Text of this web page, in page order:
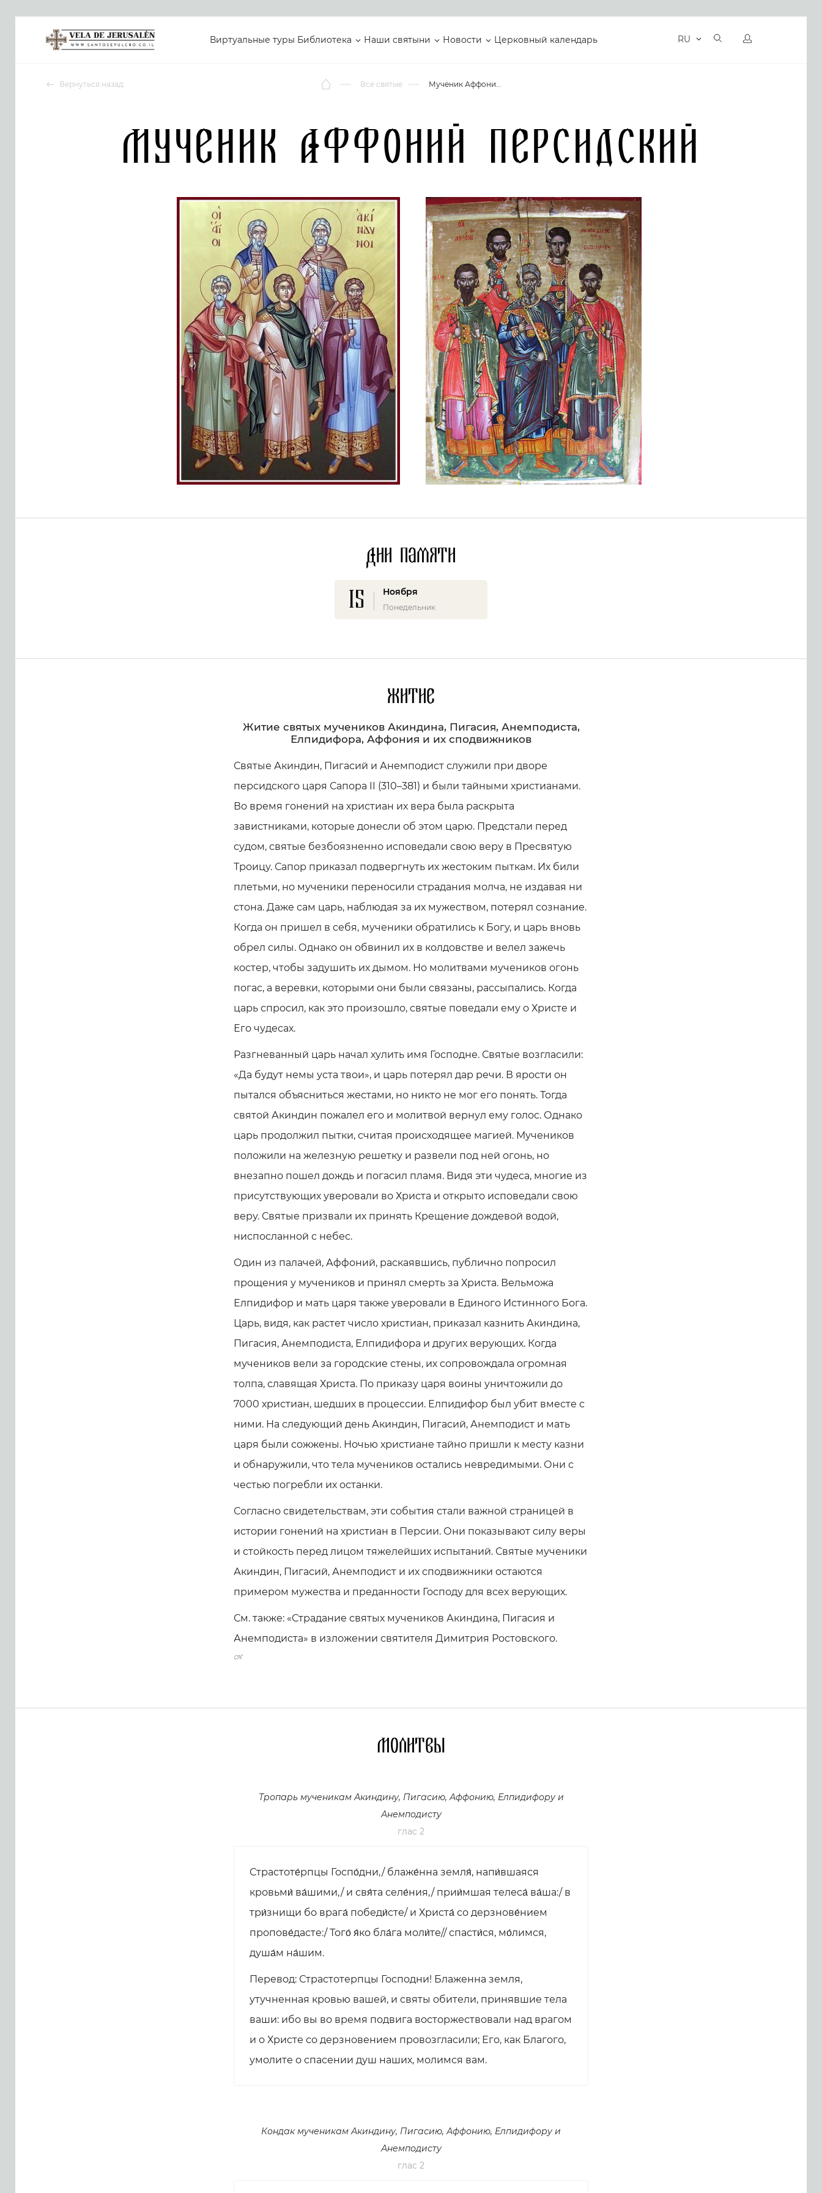
Виртуальные туры Библиотека Наши святыни Новости Церковный календарь RU
Вернуться назад Все святые Мученик Аффоний Персидский
Мученик Аффоний Персидский
Дни памяти
15 Ноября
Понедельник
Житие
Житие святых мучеников Акиндина, Пигасия, Анемподиста,
Елпидифора, Аффония и их сподвижников
Святые Акиндин, Пигасий и Анемподист служили при дворе
персидского царя Сапора II (310–381) и были тайными христианами.
Во время гонений на христиан их вера была раскрыта
завистниками, которые донесли об этом царю. Предстали перед
судом, святые безбоязненно исповедали свою веру в Пресвятую
Троицу. Сапор приказал подвергнуть их жестоким пыткам. Их били
плетьми, но мученики переносили страдания молча, не издавая ни
стона. Даже сам царь, наблюдая за их мужеством, потерял сознание.
Когда он пришел в себя, мученики обратились к Богу, и царь вновь
обрел силы. Однако он обвинил их в колдовстве и велел зажечь
костер, чтобы задушить их дымом. Но молитвами мучеников огонь
погас, а веревки, которыми они были связаны, рассыпались. Когда
царь спросил, как это произошло, святые поведали ему о Христе и
Его чудесах.
Разгневанный царь начал хулить имя Господне. Святые возгласили:
«Да будут немы уста твои», и царь потерял дар речи. В ярости он
пытался объясниться жестами, но никто не мог его понять. Тогда
святой Акиндин пожалел его и молитвой вернул ему голос. Однако
царь продолжил пытки, считая происходящее магией. Мучеников
положили на железную решетку и развели под ней огонь, но
внезапно пошел дождь и погасил пламя. Видя эти чудеса, многие из
присутствующих уверовали во Христа и открыто исповедали свою
веру. Святые призвали их принять Крещение дождевой водой,
ниспосланной с небес.
Один из палачей, Аффоний, раскаявшись, публично попросил
прощения у мучеников и принял смерть за Христа. Вельможа
Елпидифор и мать царя также уверовали в Единого Истинного Бога.
Царь, видя, как растет число христиан, приказал казнить Акиндина,
Пигасия, Анемподиста, Елпидифора и других верующих. Когда
мучеников вели за городские стены, их сопровождала огромная
толпа, славящая Христа. По приказу царя воины уничтожили до
7000 христиан, шедших в процессии. Елпидифор был убит вместе с
ними. На следующий день Акиндин, Пигасий, Анемподист и мать
царя были сожжены. Ночью христиане тайно пришли к месту казни
и обнаружили, что тела мучеников остались невредимыми. Они с
честью погребли их останки.
Согласно свидетельствам, эти события стали важной страницей в
истории гонений на христиан в Персии. Они показывают силу веры
и стойкость перед лицом тяжелейших испытаний. Святые мученики
Акиндин, Пигасий, Анемподист и их сподвижники остаются
примером мужества и преданности Господу для всех верующих.
См. также: «Страдание святых мучеников Акиндина, Пигасия и
Анемподиста» в изложении святителя Димитрия Ростовского.
Молитвы
Тропарь мученикам Акиндину, Пигасию, Аффонию, Елпидифору и
Анемподисту
глас 2
Страстоте́рпцы Госпо́дни,/ блаже́нна земля́, напи́вшаяся
кровьми́ ва́шими,/ и свя́та селе́ния,/ прии́мшая телеса́ ва́ша:/ в
три́знищи бо врага́ победи́сте/ и Христа́ со дерзнове́нием
пропове́дасте:/ Того́ я́ко бла́га моли́те// спасти́ся, мо́лимся,
душа́м на́шим.
Перевод: Страстотерпцы Господни! Блаженна земля,
утучненная кровью вашей, и святы обители, принявшие тела
ваши: ибо вы во время подвига восторжествовали над врагом
и о Христе со дерзновением провозгласили; Его, как Благого,
умолите о спасении душ наших, молимся вам.
Кондак мученикам Акиндину, Пигасию, Аффонию, Елпидифору и
Анемподисту
глас 2